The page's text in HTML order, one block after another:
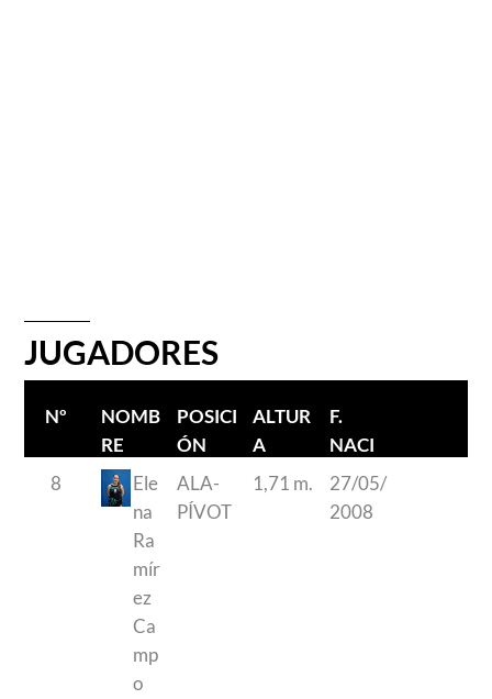
JUGADORES
Nº
NOMB
RE
JUGAD
OR
POSICI
ÓN
ALTUR
A
F.
NACI
MIENT
O
8
Ele
na
Ra
mír
ez
Ca
mp
o
ALA-
PÍVOT
1,71 m.
27/05/
2008